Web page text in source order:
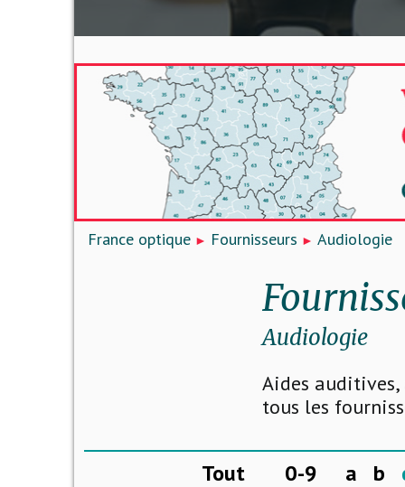
France optique Fournisseurs Audiologie
Audiologie
Aides auditives,
tous les
Tout 0-9 a b